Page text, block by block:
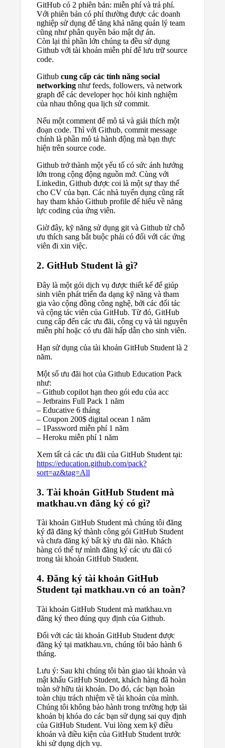
GitHub có 2 phiên bản: miễn phí và trả phí.
Với phiên bản có phí thường được các doanh
nghiệp sử dụng để tăng khả năng quản lý team
cũng như phân quyền bảo mật dự án.
Còn lại thì phần lớn chúng ta đều sử dụng
Github với tài khoản miễn phí để lưu trữ source
code.
Github cung cấp các tính năng social
networking như feeds, followers, và network
graph để các developer học hỏi kinh nghiệm
của nhau thông qua lịch sử commit.
Nếu một comment để mô tả và giải thích một
đoạn code. Thì với Github, commit message
chính là phần mô tả hành động mà bạn thực
hiện trên source code.
Github trở thành một yếu tố có sức ảnh hưởng
lớn trong cộng động nguồn mở. Cùng với
Linkedin, Github được coi là một sự thay thế
cho CV của bạn. Các nhà tuyển dụng cũng rất
hay tham khảo Github profile để hiểu về năng
lực coding của ứng viên.
Giờ đây, kỹ năng sử dụng git và Github từ chỗ
ưu thích sang bắt buộc phải có đối với các ứng
viên đi xin việc.
2. GitHub Student là gì?
Đây là một gói dịch vụ được thiết kế để giúp
sinh viên phát triển đa dạng kỹ năng và tham
gia vào cộng đồng công nghệ, bởi các đối tác
và cộng tác viên của GitHub. Từ đó, GitHub
cung cấp đến các ưu đãi, công cụ và tài nguyên
miễn phí hoặc có ưu đãi hấp dẫn cho sinh viên.
Hạn sử dụng của tài khoản GitHub Student là 2
năm.
Một số ưu đãi hot của Github Education Pack
như:
– Github copilot hạn theo gói edu của acc
– Jetbrains Full Pack 1 năm
– Educative 6 tháng
– Coupon 200$ digital ocean 1 năm
– 1Password miễn phí 1 năm
– Heroku miễn phí 1 năm
Xem tất cả các ưu đãi của GitHub Student tại:
https://education.github.com/pack?
sort=az&tag=All
3. Tài khoản GitHub Student mà
matkhau.vn đăng ký có gì?
Tài khoản GitHub Student mà chúng tôi đăng
ký đã đăng ký thành công gói GitHub Student
và chưa đăng ký bất kỳ ưu đãi nào. Khách
hàng có thể tự mình đăng ký các ưu đãi có
trong tài khoản GitHub Student.
4. Đăng ký tài khoản GitHub
Student tại matkhau.vn có an toàn?
Tài khoản GitHub Student mà matkhau.vn
đăng ký theo đúng quy định của Github.
Đối với các tài khoản GitHub Student được
đăng ký tại matkhau.vn, chúng tôi bảo hành 6
tháng.
Lưu ý: Sau khi chúng tôi bàn giao tài khoản và
mật khẩu GitHub Student, khách hàng đã hoàn
toàn sở hữu tài khoản. Do đó, các bạn hoàn
toàn chịu trách nhiệm về tài khoản của mình.
Chúng tôi không bảo hành trong trường hợp tài
khoản bị khóa do các bạn sử dụng sai quy định
của GitHub Student. Vui lòng xem kỹ điều
khoản và điều kiện của GitHub Student trước
khi sử dụng dịch vụ.